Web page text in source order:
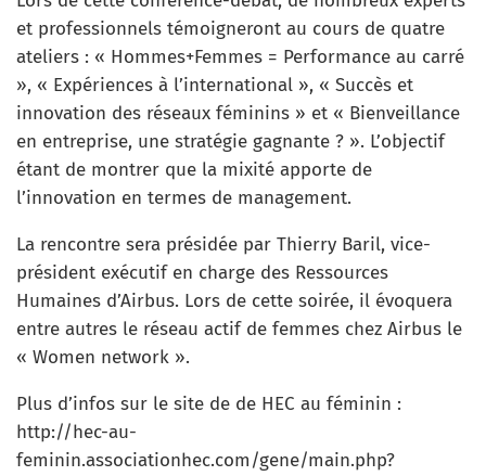
et professionnels témoigneront au cours de quatre
ateliers : « Hommes+Femmes = Performance au carré
», « Expériences à l’international », « Succès et
innovation des réseaux féminins » et « Bienveillance
en entreprise, une stratégie gagnante ? ». L’objectif
étant de montrer que la mixité apporte de
l’innovation en termes de management.
La rencontre sera présidée par Thierry Baril, vice-
président exécutif en charge des Ressources
Humaines d’Airbus. Lors de cette soirée, il évoquera
entre autres le réseau actif de femmes chez Airbus le
« Women network ».
Plus d’infos sur le site de de HEC au féminin :
http://hec-au-
feminin.associationhec.com/gene/main.php?